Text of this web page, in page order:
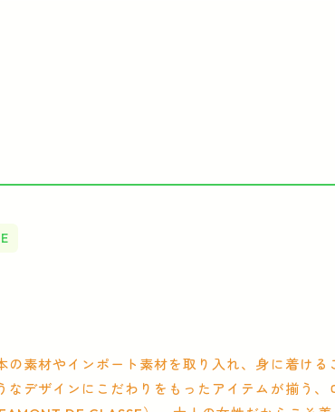
の素材やインポート素材を取り入れ、身に着ける
なデザインにこだわりをもったアイテムが揃う、